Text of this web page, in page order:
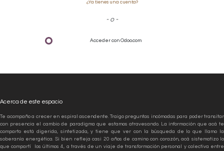
¿Ya tienes una cuenta?
- o -
Acceder con Odoo.com
Acerca de este espacio
Te acompaño a crecer en espiral ascendente. Traigo preguntas incómodas para poder transitar
con presencia el cambio de paradigma que estamos atravesando. La información que acá te
comparto está digerida, sintetizada, y tiene que ver con la búsqueda de lo que llamo la
soberanía energética. Si bien refleja casi 20 años de camino con corazón, acá sistematizo lo
que compartí los últimos 4, a través de un viaje de transformación personal y colectiva entre